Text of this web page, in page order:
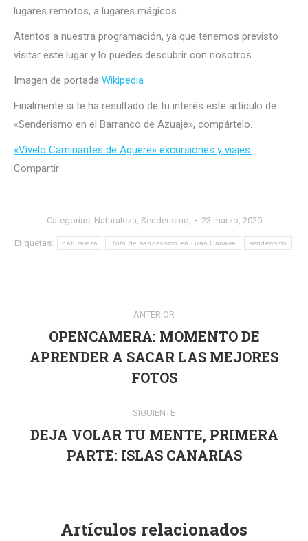
lugares remotos, a lugares mágicos.
Atentos a nuestra programación, ya que tenemos previsto
visitar este lugar y lo puedes descubrir con nosotros.
Imagen de portada Wikipedia
Finalmente si te ha resultado de tu interés este artículo de
«Senderismo en el Barranco de Azuaje», compártelo.
«Vívelo Caminantes de Aguere» excursiones y viajes.
Compartir:
Categorías: Naturaleza, Senderismo, 23 marzo, 2020
Etiquetas: naturaleza Ruta de senderismo en Gran Canaria senderismo
Navegación
entre
publicaciones
ANTERIOR
Publicación
anterior:
OPENCAMERA: MOMENTO DE
APRENDER A SACAR LAS MEJORES
FOTOS
SIGUIENTE
Publicación
siguiente:
DEJA VOLAR TU MENTE, PRIMERA
PARTE: ISLAS CANARIAS
Artículos relacionados